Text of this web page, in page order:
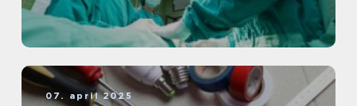
07. april 2025